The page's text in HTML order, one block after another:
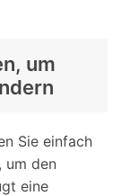
um
Sie einfach
um den
eine